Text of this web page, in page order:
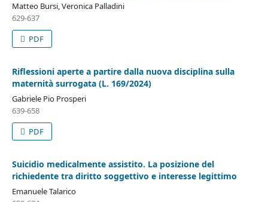
Matteo Bursi, Veronica Palladini
629-637
PDF
Riflessioni aperte a partire dalla nuova disciplina sulla
maternità surrogata (L. 169/2024)
Gabriele Pio Prosperi
639-658
PDF
Suicidio medicalmente assistito. La posizione del
richiedente tra diritto soggettivo e interesse legittimo
Emanuele Talarico